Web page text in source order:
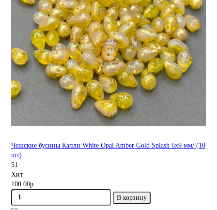
Чешские бусины Капли White Opal Amber Gold Splash 6x9 мм/ (10
шт)
51
Хит
100.00р.
В корзину